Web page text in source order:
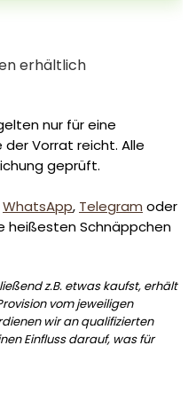
erhältlich
nur für eine
Vorrat reicht. Alle
geprüft.
WhatsApp, Telegram oder
heißesten Schnäppchen
z.B. etwas kaufst, erhält
vom jeweiligen
wir an qualifizierten
Einfluss darauf, was für